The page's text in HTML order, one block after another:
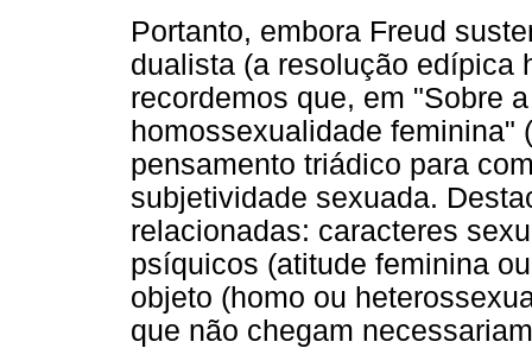
Portanto, embora Freud
dualista (a resolução edípica
recordemos que, em "Sobre
homossexualidade feminina"
pensamento triádico para
subjetividade sexuada.
relacionadas: caracteres
psíquicos (atitude feminina
objeto (homo ou
que não chegam